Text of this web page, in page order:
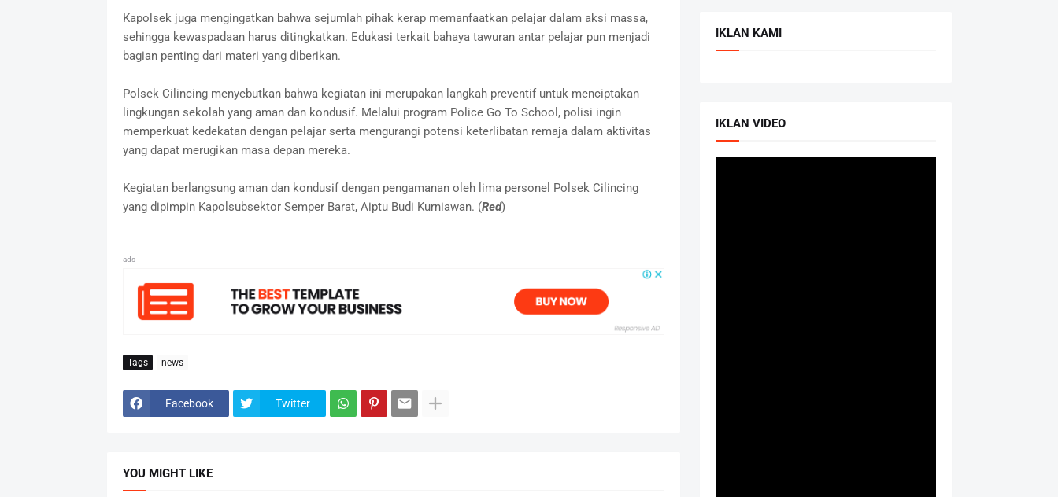
Kapolsek juga mengingatkan bahwa sejumlah pihak kerap memanfaatkan pelajar dalam aksi massa,
sehingga kewaspadaan harus ditingkatkan. Edukasi terkait bahaya tawuran antar pelajar pun menjadi
bagian penting dari materi yang diberikan.
Polsek Cilincing menyebutkan bahwa kegiatan ini merupakan langkah preventif untuk menciptakan
lingkungan sekolah yang aman dan kondusif. Melalui program Police Go To School, polisi ingin
memperkuat kedekatan dengan pelajar serta mengurangi potensi keterlibatan remaja dalam aktivitas
yang dapat merugikan masa depan mereka.
Kegiatan berlangsung aman dan kondusif dengan pengamanan oleh lima personel Polsek Cilincing
yang dipimpin Kapolsubsektor Semper Barat, Aiptu Budi Kurniawan. (Red)
ads
Tags news
Facebook Twitter
YOU MIGHT LIKE
IKLAN KAMI
IKLAN VIDEO